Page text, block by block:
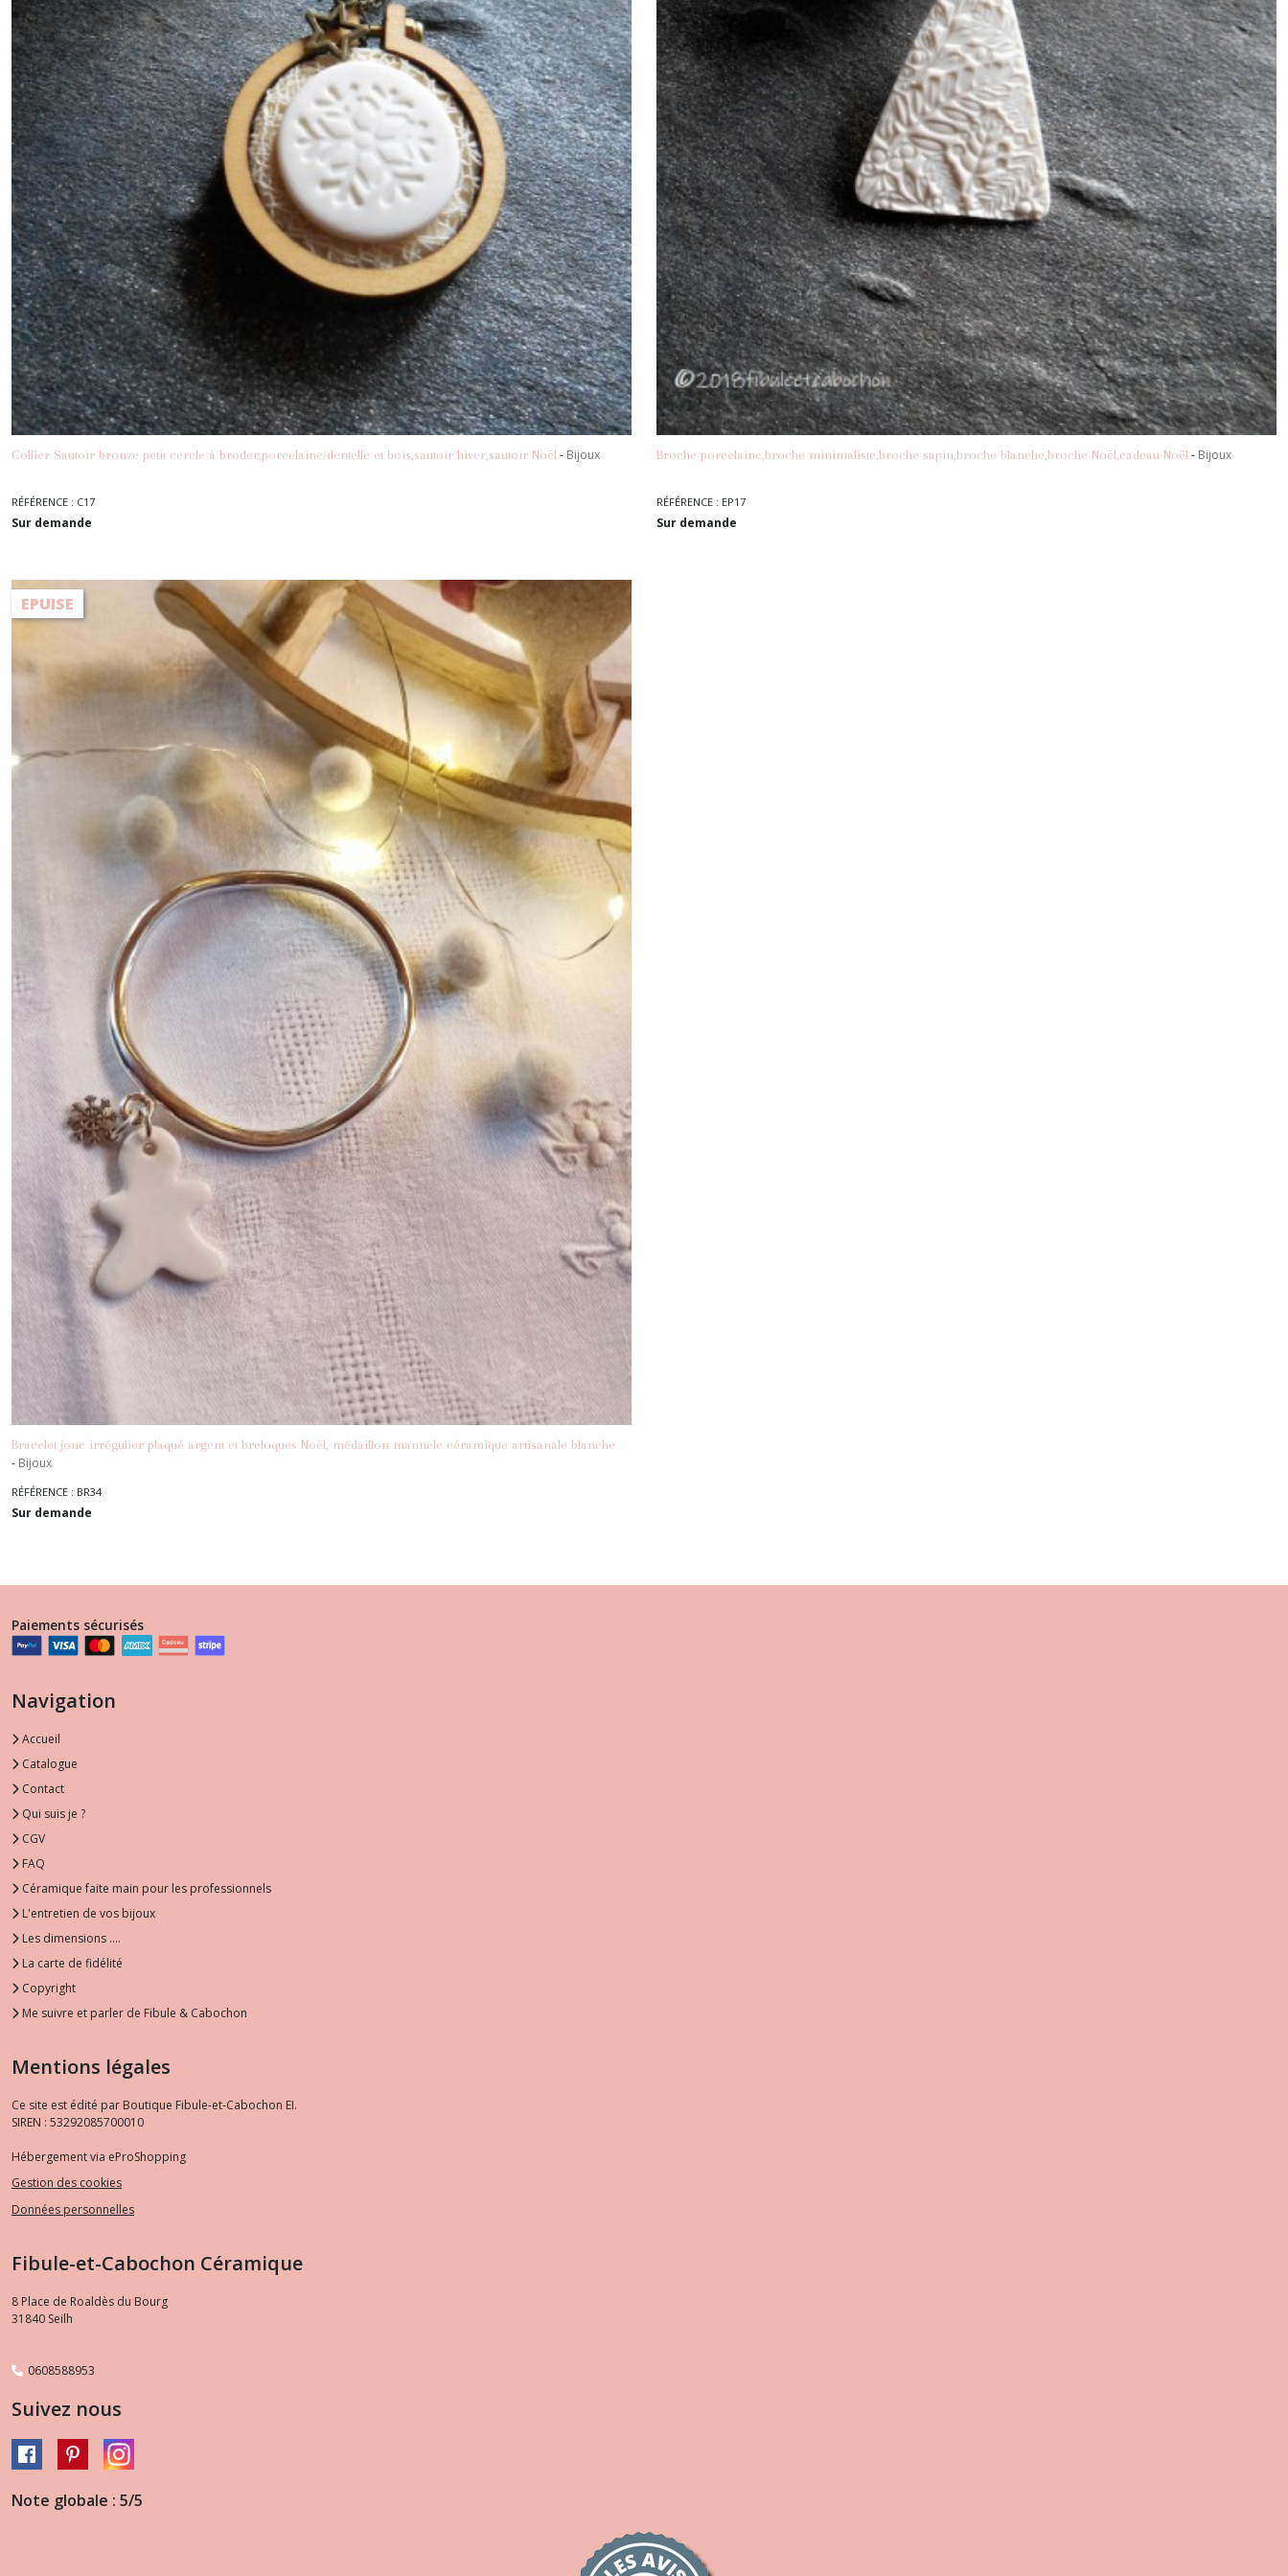
Collier Sautoir bronze petit cercle à broder,porcelaine/dentelle et bois,sautoir hiver,sautoir Noël - Bijoux
RÉFÉRENCE : C17
Sur demande
Broche porcelaine,broche minimaliste,broche sapin,broche blanche,broche Noël,cadeau Noël - Bijoux
RÉFÉRENCE : EP17
Sur demande
EPUISE
Bracelet jonc irrégulier plaqué argent et breloques Noël, médaillon mannele céramique artisanale blanche
- Bijoux
RÉFÉRENCE : BR34
Sur demande
Paiements sécurisés
Navigation
Accueil
Catalogue
Contact
Qui suis je ?
CGV
FAQ
Céramique faite main pour les professionnels
L'entretien de vos bijoux
Les dimensions ....
La carte de fidélité
Copyright
Me suivre et parler de Fibule & Cabochon
Mentions légales
Ce site est édité par Boutique Fibule-et-Cabochon EI.
SIREN : 53292085700010
Hébergement via eProShopping
Gestion des cookies
Données personnelles
Fibule-et-Cabochon Céramique
8 Place de Roaldès du Bourg
31840 Seilh
0608588953
Suivez nous
Note globale : 5/5